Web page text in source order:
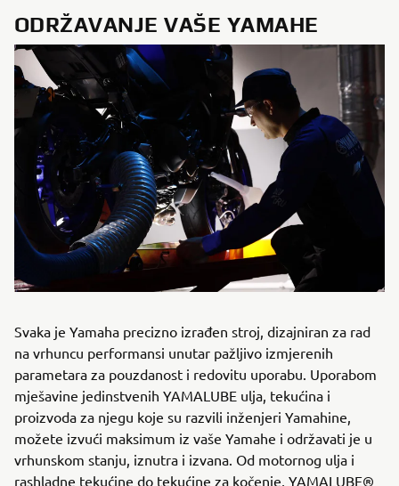
ODRŽAVANJE VAŠE YAMAHE
Svaka je Yamaha precizno izrađen stroj, dizajniran za rad
na vrhuncu performansi unutar pažljivo izmjerenih
parametara za pouzdanost i redovitu uporabu. Uporabom
mješavine jedinstvenih YAMALUBE ulja, tekućina i
proizvoda za njegu koje su razvili inženjeri Yamahine,
možete izvući maksimum iz vaše Yamahe i održavati je u
vrhunskom stanju, iznutra i izvana. Od motornog ulja i
rashladne tekućine do tekućine za kočenje, YAMALUBE®